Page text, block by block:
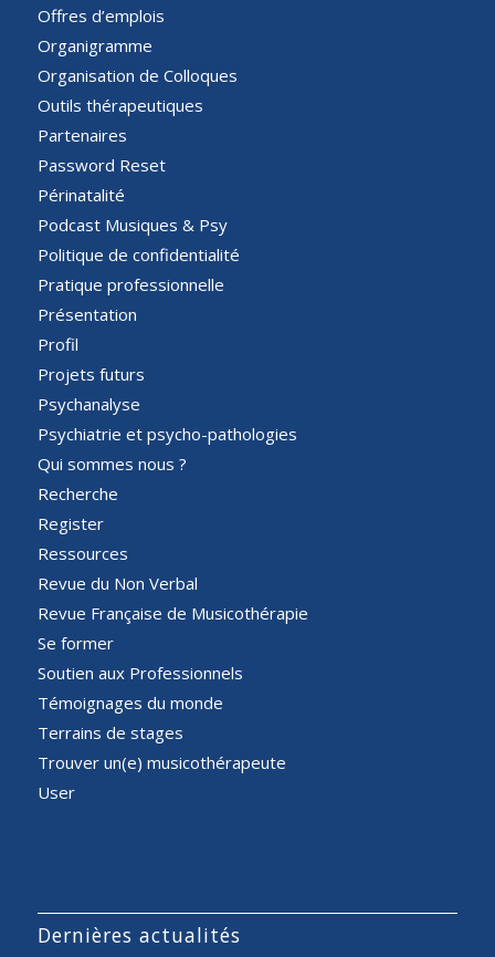
Offres d’emplois
Organigramme
Organisation de Colloques
Outils thérapeutiques
Partenaires
Password Reset
Périnatalité
Podcast Musiques & Psy
Politique de confidentialité
Pratique professionnelle
Présentation
Profil
Projets futurs
Psychanalyse
Psychiatrie et psycho-pathologies
Qui sommes nous ?
Recherche
Register
Ressources
Revue du Non Verbal
Revue Française de Musicothérapie
Se former
Soutien aux Professionnels
Témoignages du monde
Terrains de stages
Trouver un(e) musicothérapeute
User
Dernières actualités